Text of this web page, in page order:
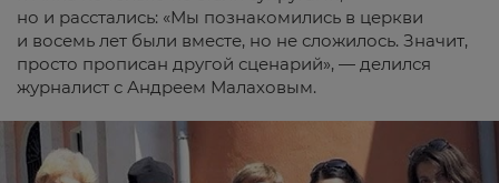
но и расстались: «Мы познакомились в церкви
и восемь лет были вместе, но не сложилось. Значит,
просто прописан другой сценарий», — делился
журналист с Андреем Малаховым.